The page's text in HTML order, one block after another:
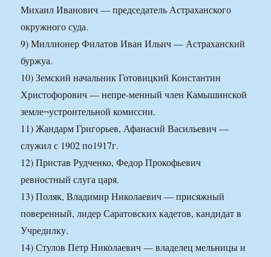
Михаил Иванович — председатель Астраханского
окружного суда.
9) Миллионер Филатов Иван Ильич — Астраханский
буржуа.
10) Земский начальник Готовицкий Константин
Христофорович — непре-менный член Камышинской
земле¬устроительной комиссии.
11) Жандарм Григорьев, Афанасий Васильевич —
служил с 1902 по1917г.
12) Пристав Рудченко, Федор Прокофьевич
ревностный слуга царя.
13) Поляк, Владимир Николаевич — присяжный
поверенный, лидер Саратовских кадетов, кандидат в
Учредилку.
14) Стулов Петр Николаевич — владелец мельницы и